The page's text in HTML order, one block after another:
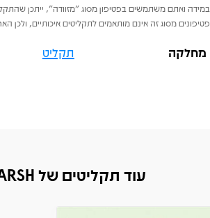
במידה ואתם משתמשים בפטיפון מסוג "מזוודה", ייתכן
פטיפונים מסוג זה אינם מותאמים לתקליטים איכותיים,
מחלקה תקליט
עוד תקליטים של LOLA MARSH